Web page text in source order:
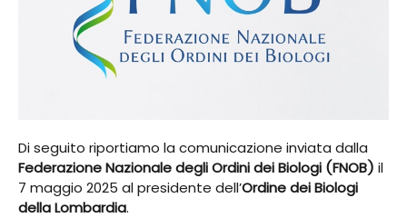
Di seguito riportiamo la comunicazione inviata dalla
Federazione Nazionale degli Ordini dei Biologi (FNOB) il
7 maggio 2025 al presidente dell’Ordine dei Biologi
della Lombardia.